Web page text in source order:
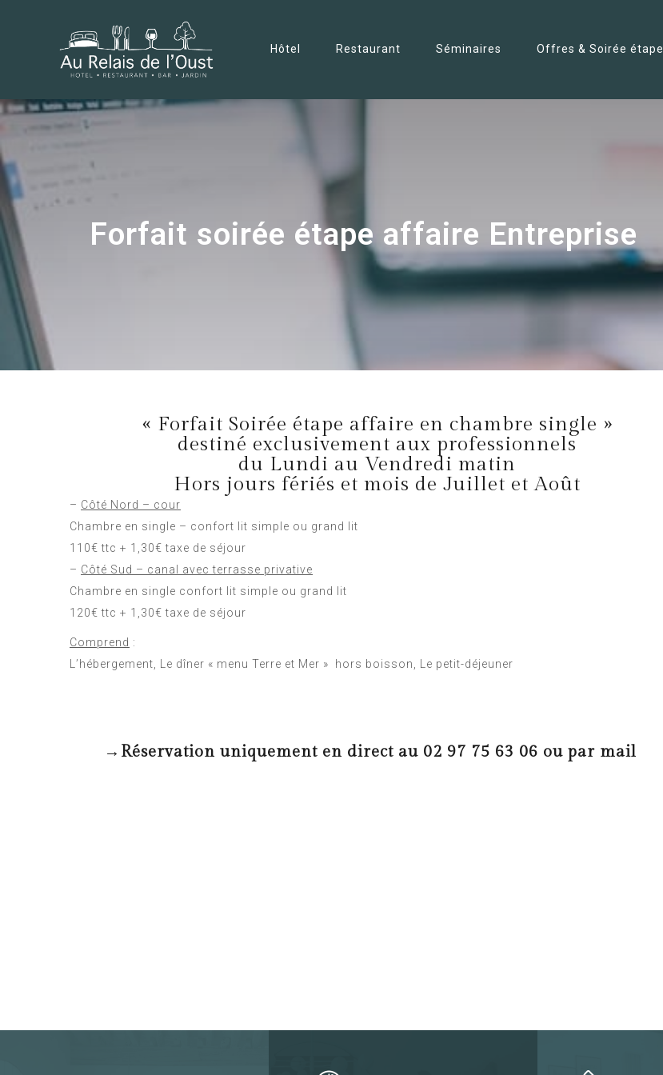
Hôtel Restaurant Séminaires Offres & Soirée étape
Forfait soirée étape affaire Entreprise
« Forfait Soirée étape affaire en chambre single »
destiné exclusivement aux professionnels
du Lundi au Vendredi matin
Hors jours fériés et mois de Juillet et Août
– Côté Nord – cour
Chambre en single – confort lit simple ou grand lit
110€ ttc + 1,30€ taxe de séjour
– Côté Sud – canal avec terrasse privative
Chambre en single confort lit simple ou grand lit
120€ ttc + 1,30€ taxe de séjour
Comprend :
L’hébergement, Le dîner « menu Terre et Mer » hors boisson, Le petit-déjeuner
→Réservation uniquement en direct au 02 97 75 63 06 ou par mail